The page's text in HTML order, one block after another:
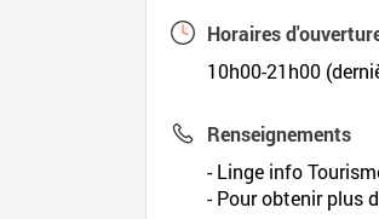
Horaires
10h00-21h00
Renseignements
- Linge info
- Pour obtenir plus